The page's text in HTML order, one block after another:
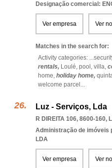
Designação comercial:
Ver empresa Ver
Matches in the search for:
Activity categories: ...
rentals, Loulé, pool, villa,
home, holiday home,
welcome parcel ...
Luz - Serviços, Lda
R DIREITA 106, 8600-160,
Administração de imóveis
LDA
Ver empresa Ver